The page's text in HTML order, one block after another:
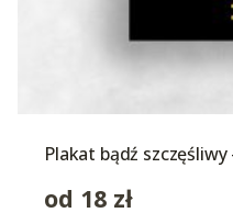
Plakat bądź
od 18 zł